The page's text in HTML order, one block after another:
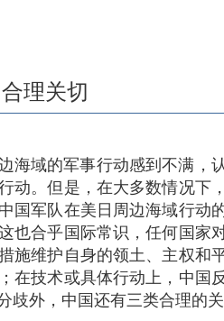
理关切
海域的军事行动感到不满，
动。但是，在大多数情况下
国军队在美日周边海域行动
也合乎国际常识，任何国家
施维护自身的领土、主权和
在技术或具体行动上，中国
歧外，中国还有三类合理的关